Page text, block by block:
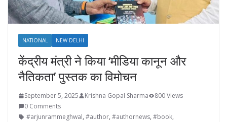
NATIONAL NEW DELHI
केंद्रीय मंत्री ने किया ‘मीडिया कानून और
नैतिकता’ पु‍स्‍तक का विमोचन
September 5, 2025 Krishna Gopal Sharma
800 Views
0 Comments
#arjunrammeghwal, #author, #authornews, #book,